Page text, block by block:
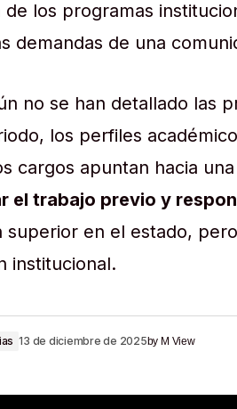
de los programas
demandas de una
no se han detallado las
los perfiles
cargos apuntan hacia una
el trabajo previo y
superior en el estado,
institucional.
13 de diciembre de 2025by M View